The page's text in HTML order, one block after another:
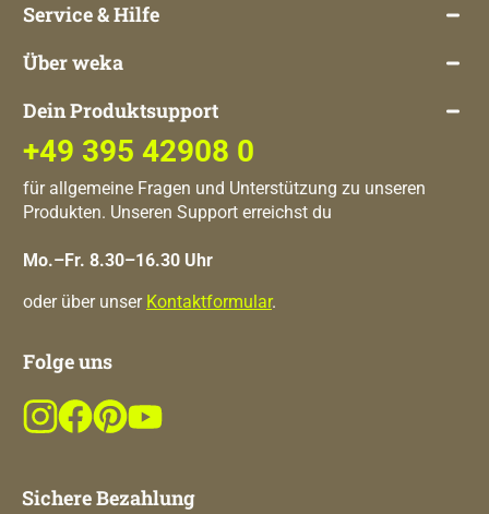
Service & Hilfe
Über weka
Dein Produktsupport
+49 395 42908 0
für allgemeine Fragen und Unterstützung zu unseren
Produkten. Unseren Support erreichst du
Mo.–Fr. 8.30–16.30 Uhr
oder über unser Kontaktformular.
Folge uns
Sichere Bezahlung